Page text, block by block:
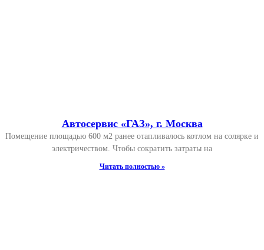
Автосервис «ГАЗ», г. Москва
Помещение площадью 600 м2 ранее отапливалось котлом на солярке и
электричеством. Чтобы сократить затраты на
Читать полностью »